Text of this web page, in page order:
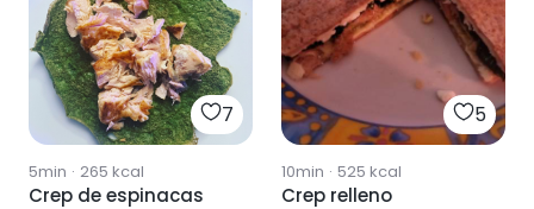
7
5min · 265 kcal
Crep de espinacas
5
10min · 525 kcal
Crep relleno